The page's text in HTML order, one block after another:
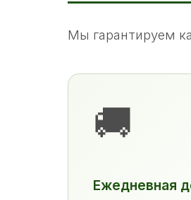
Мы гарантируем
🚚
Ежедневная